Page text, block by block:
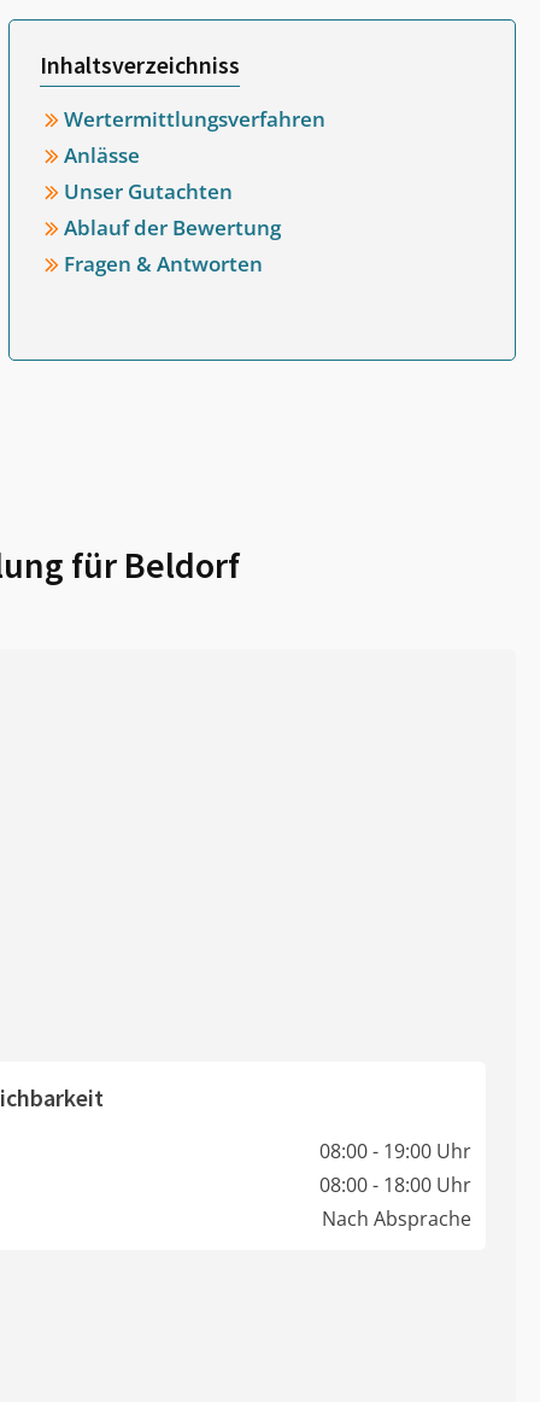
Inhaltsverzeichniss
Wertermittlungsverfahren
Anlässe
Unser Gutachten
Ablauf der Bewertung
Fragen & Antworten
für Beldorf
08:00 - 19:00 Uhr
08:00 - 18:00 Uhr
Nach Absprache